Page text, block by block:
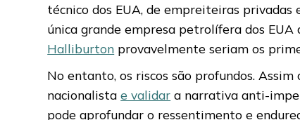
técnico dos EUA, de empreiteiras
única grande empresa petrolífera dos
Halliburton provavelmente seriam os
No entanto, os riscos são profundos.
nacionalistae validar a narrativa anti-
pode aprofundar o ressentimento e